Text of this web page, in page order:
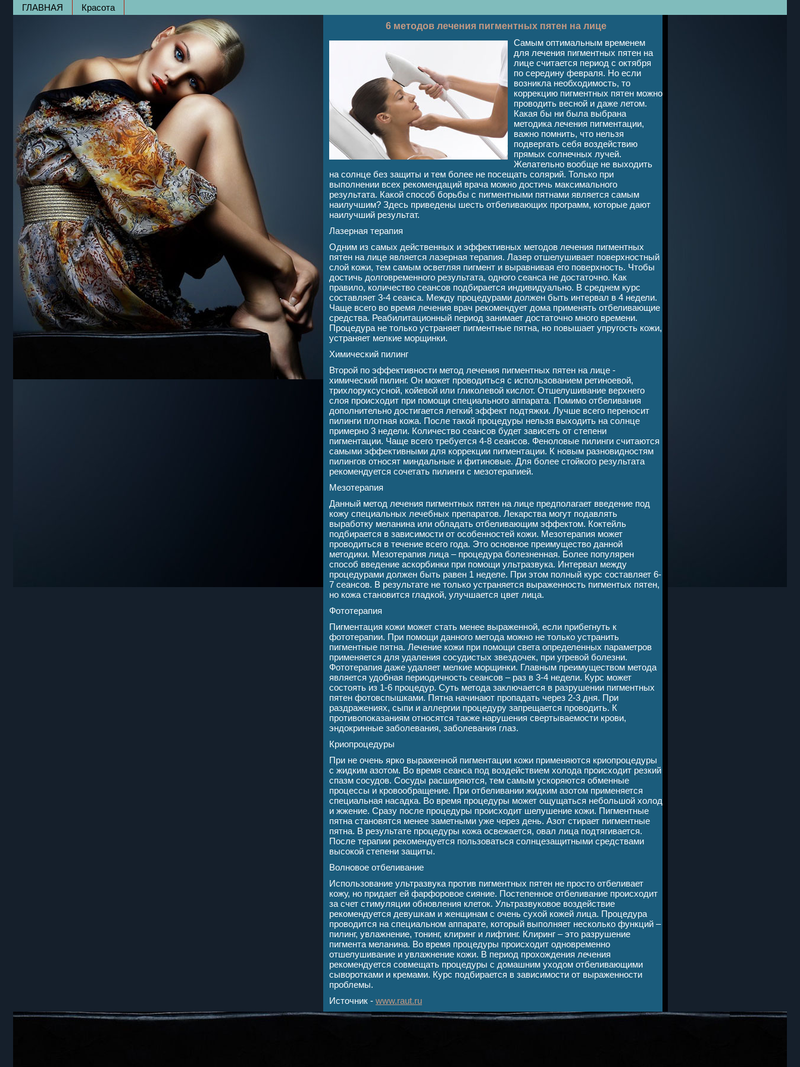
ГЛАВНАЯ
Красота
6 методов лечения пигментных пятен на лице
Самым оптимальным временем
для лечения пигментных пятен на
лице считается период с октября
по середину февраля. Но если
возникла необходимость, то
коррекцию пигментных пятен можно
проводить весной и даже летом.
Какая бы ни была выбрана
методика лечения пигментации,
важно помнить, что нельзя
подвергать себя воздействию
прямых солнечных лучей.
Желательно вообще не выходить
на солнце без защиты и тем более не посещать солярий. Только при
выполнении всех рекомендаций врача можно достичь максимального
результата. Какой способ борьбы с пигментными пятнами является самым
наилучшим? Здесь приведены шесть отбеливающих программ, которые дают
наилучший результат.
Лазерная терапия
Одним из самых действенных и эффективных методов лечения пигментных
пятен на лице является лазерная терапия. Лазер отшелушивает поверхностный
слой кожи, тем самым осветляя пигмент и выравнивая его поверхность. Чтобы
достичь долговременного результата, одного сеанса не достаточно. Как
правило, количество сеансов подбирается индивидуально. В среднем курс
составляет 3-4 сеанса. Между процедурами должен быть интервал в 4 недели.
Чаще всего во время лечения врач рекомендует дома применять отбеливающие
средства. Реабилитационный период занимает достаточно много времени.
Процедура не только устраняет пигментные пятна, но повышает упругость кожи,
устраняет мелкие морщинки.
Химический пилинг
Второй по эффективности метод лечения пигментных пятен на лице -
химический пилинг. Он может проводиться с использованием ретиноевой,
трихлоруксусной, койевой или гликолевой кислот. Отшелушивание верхнего
слоя происходит при помощи специального аппарата. Помимо отбеливания
дополнительно достигается легкий эффект подтяжки. Лучше всего переносит
пилинги плотная кожа. После такой процедуры нельзя выходить на солнце
примерно 3 недели. Количество сеансов будет зависеть от степени
пигментации. Чаще всего требуется 4-8 сеансов. Феноловые пилинги считаются
самыми эффективными для коррекции пигментации. К новым разновидностям
пилингов относят миндальные и фитиновые. Для более стойкого результата
рекомендуется сочетать пилинги с мезотерапией.
Мезотерапия
Данный метод лечения пигментных пятен на лице предполагает введение под
кожу специальных лечебных препаратов. Лекарства могут подавлять
выработку меланина или обладать отбеливающим эффектом. Коктейль
подбирается в зависимости от особенностей кожи. Мезотерапия может
проводиться в течение всего года. Это основное преимущество данной
методики. Мезотерапия лица – процедура болезненная. Более популярен
способ введение аскорбинки при помощи ультразвука. Интервал между
процедурами должен быть равен 1 неделе. При этом полный курс составляет 6-
7 сеансов. В результате не только устраняется выраженность пигментых пятен,
но кожа становится гладкой, улучшается цвет лица.
Фототерапия
Пигментация кожи может стать менее выраженной, если прибегнуть к
фототерапии. При помощи данного метода можно не только устранить
пигментные пятна. Лечение кожи при помощи света определенных параметров
применяется для удаления сосудистых звездочек, при угревой болезни.
Фототерапия даже удаляет мелкие морщинки. Главным преимуществом метода
является удобная периодичность сеансов – раз в 3-4 недели. Курс может
состоять из 1-6 процедур. Суть метода заключается в разрушении пигментных
пятен фотовспышками. Пятна начинают пропадать через 2-3 дня. При
раздражениях, сыпи и аллергии процедуру запрещается проводить. К
противопоказаниям относятся также нарушения свертываемости крови,
эндокринные заболевания, заболевания глаз.
Криопроцедуры
При не очень ярко выраженной пигментации кожи применяются криопроцедуры
с жидким азотом. Во время сеанса под воздействием холода происходит резкий
спазм сосудов. Сосуды расширяются, тем самым ускоряются обменные
процессы и кровообращение. При отбеливании жидким азотом применяется
специальная насадка. Во время процедуры может ощущаться небольшой холод
и жжение. Сразу после процедуры происходит шелушение кожи. Пигментные
пятна становятся менее заметными уже через день. Азот стирает пигментные
пятна. В результате процедуры кожа освежается, овал лица подтягивается.
После терапии рекомендуется пользоваться солнцезащитными средствами
высокой степени защиты.
Волновое отбеливание
Использование ультразвука против пигментных пятен не просто отбеливает
кожу, но придает ей фарфоровое сияние. Постепенное отбеливание происходит
за счет стимуляции обновления клеток. Ультразвуковое воздействие
рекомендуется девушкам и женщинам с очень сухой кожей лица. Процедура
проводится на специальном аппарате, который выполняет несколько функций –
пилинг, увлажнение, тонинг, клиринг и лифтинг. Клиринг – это разрушение
пигмента меланина. Во время процедуры происходит одновременно
отшелушивание и увлажнение кожи. В период прохождения лечения
рекомендуется совмещать процедуры с домашним уходом отбеливающими
сыворотками и кремами. Курс подбирается в зависимости от выраженности
проблемы.
Источник - www.raut.ru